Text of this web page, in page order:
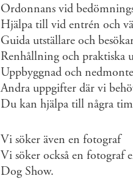
Ordonnans vid
Hjälpa till vid entrén och
Guida utställare och
Renhållning och praktiska
Uppbyggnad och
Andra uppgifter där vi
Du kan hjälpa till några
Vi söker även en fotograf
Vi söker också en fotograf
Dog Show.